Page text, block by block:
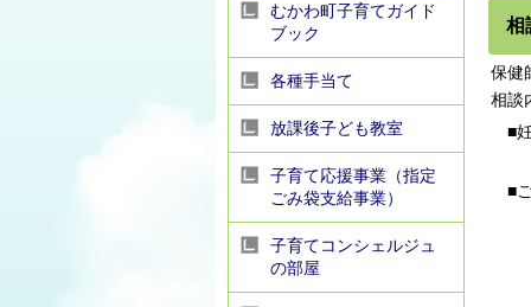
むかわ町子育てガイド
ブック
各種手当て
放課後子ども教室
子育て応援事業（指定
ごみ袋支給事業）
子育てコンシェルジュ
の部屋
相
保健
相談
■妊
■ご